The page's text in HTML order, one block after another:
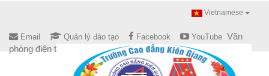
Vietnamese
Email Quản lý đào tạo Facebook YouTube Văn
phòng điện tử